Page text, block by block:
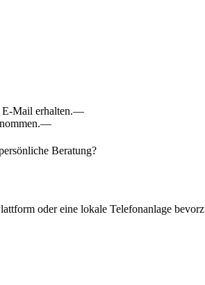
Mail erhalten.—
—
Beratung?
oder eine lokale Telefonanlage